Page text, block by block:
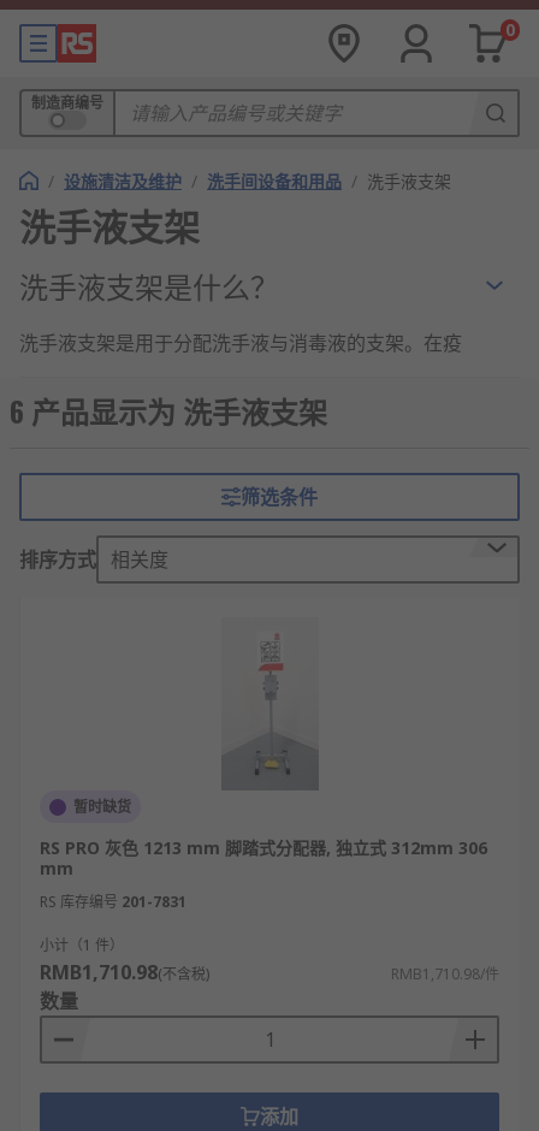
0
制造商编号
/ 设施清洁及维护 / 洗手间设备和用品 / 洗手液支架
洗手液支架
洗手液支架是什么？
洗手液支架是用于分配洗手液与消毒液的支架。在疫
疫人员的常用工具。
某些款式可以用肘部操作或感应式操作，减少
手部接触传播的风险
由镀锌涂层的不锈钢制成外壳，具有耐候性，
可调节放置隔板以适应不同品牌的洗手液瓶
商场
KTV
学校
办公室
工厂
RS 欧时为您提供了不同品牌的洗手液支架，如Louis
号的产品供您挑选，从而满足不同的应用场景需求。
6 产品显示为 洗手液支架
筛选条件
排序方式 相关度
暂时缺货
RS PRO 灰色 1213 mm 脚踏式分配器, 独立式 312mm 306
mm
RS 库存编号 201-7831
小计（1 件）
RMB1,710.98(不含税) RMB1,710.98/件
数量
添加